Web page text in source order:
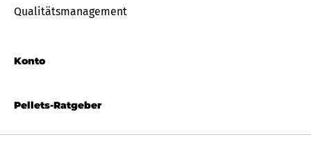
Pellets-Ratgeber
Qualitätsmanagement
Konto